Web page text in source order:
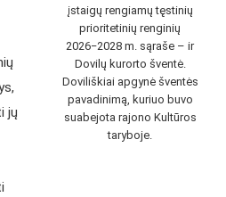
įstaigų rengiamų tęstinių
prioritetinių renginių
2026−2028 m. sąraše – ir
Dovilų kurorto šventė.
Doviliškiai apgynė šventės
pavadinimą, kuriuo buvo
suabejota rajono Kultūros
taryboje.
jų